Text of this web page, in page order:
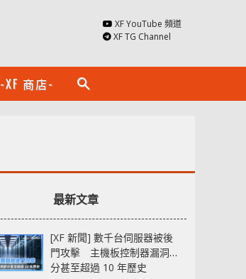
XF YouTube 頻道
XF TG Channel
-XF 商店- search
最新文章
[XF 新聞] 數千台伺服器被後
門攻擊 主機板控制器漏洞部
分甚至超過 10 年歷史